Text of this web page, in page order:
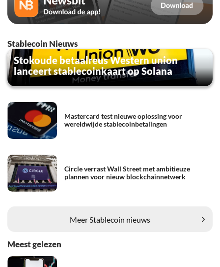
Stablecoin Nieuws
Stokoude betaalreus Western union
lanceert stablecoinkaart op Solana
Mastercard test nieuwe oplossing voor
wereldwijde stablecoinbetalingen
Circle verrast Wall Street met ambitieuze
plannen voor nieuw blockchainnetwerk
Meer Stablecoin nieuws
Meest gelezen